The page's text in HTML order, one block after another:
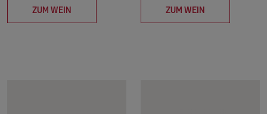
ZUM WEIN ZUM WEIN